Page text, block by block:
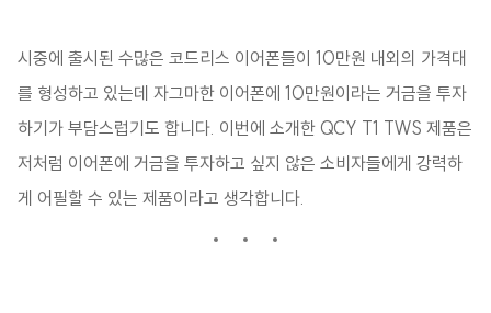
시중에 출시된 수많은 코드리스 이어폰들이 10만원 내외의 가격대
를 형성하고 있는데 자그마한 이어폰에 10만원이라는 거금을 투자
하기가 부담스럽기도 합니다. 이번에 소개한 QCY T1 TWS 제품은
저처럼 이어폰에 거금을 투자하고 싶지 않은 소비자들에게 강력하
게 어필할 수 있는 제품이라고 생각합니다.